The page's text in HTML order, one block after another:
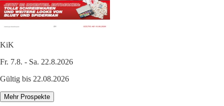
KiK
Fr. 7.8. - Sa. 22.8.2026
Gültig bis 22.08.2026
Mehr Prospekte